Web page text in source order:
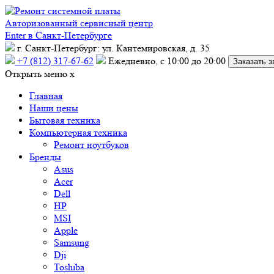
Авторизованный сервисный центр
Enter в Санкт-Петербурге
г. Санкт-Петербург: ул. Кантемировская, д. 35
+7 (812) 317-67-62
Ежедневно, с 10:00 до 20:00 Заказать
Открыть меню x
Главная
Наши цены
Бытовая техника
Компьютерная техника
Ремонт ноутбуков
Бренды
Asus
Acer
Dell
HP
MSI
Apple
Samsung
Dji
Toshiba